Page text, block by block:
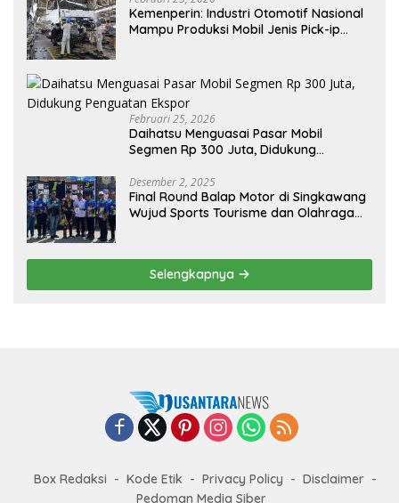
Kemenperin: Industri Otomotif Nasional
Mampu Produksi Mobil Jenis Pick-ip
Februari 25, 2026
Daihatsu Menguasai Pasar Mobil
Segmen Rp 300 Juta, Didukung
Desember 2, 2025
Final Round Balap Motor di Singkawang
Wujud Sports Tourisme dan Olahraga
Selengkapnya
Box Redaksi Kode Etik Privacy Policy
Disclaimer
Pedoman Media Siber